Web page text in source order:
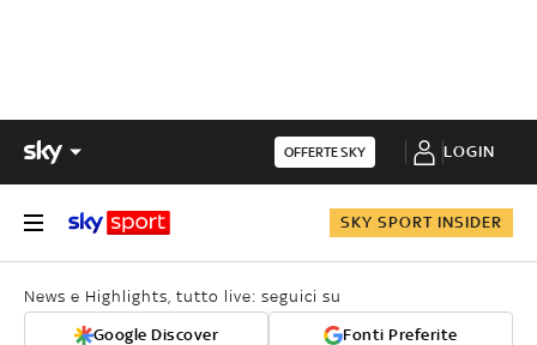
OFFERTE SKY LOGIN
SKY SPORT INSIDER
News e Highlights, tutto live: seguici su
Google Discover Fonti Preferite